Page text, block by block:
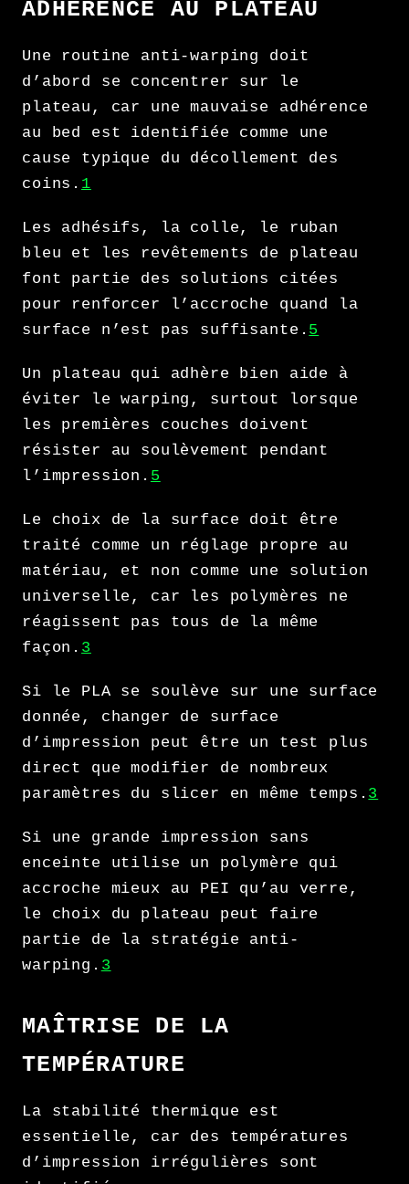
ADHÉRENCE AU PLATEAU
Une routine anti-warping doit
d’abord se concentrer sur le
plateau, car une mauvaise adhérence
au bed est identifiée comme une
cause typique du décollement des
coins. 1
Les adhésifs, la colle, le ruban
bleu et les revêtements de plateau
font partie des solutions citées
pour renforcer l’accroche quand la
surface n’est pas suffisante. 5
Un plateau qui adhère bien aide à
éviter le warping, surtout lorsque
les premières couches doivent
résister au soulèvement pendant
l’impression. 5
Le choix de la surface doit être
traité comme un réglage propre au
matériau, et non comme une solution
universelle, car les polymères ne
réagissent pas tous de la même
façon. 3
Si le PLA se soulève sur une surface
donnée, changer de surface
d’impression peut être un test plus
direct que modifier de nombreux
paramètres du slicer en même temps. 3
Si une grande impression sans
enceinte utilise un polymère qui
accroche mieux au PEI qu’au verre,
le choix du plateau peut faire
partie de la stratégie anti-
warping. 3
MAÎTRISE DE LA
TEMPÉRATURE
La stabilité thermique est
essentielle, car des températures
d’impression irrégulières sont